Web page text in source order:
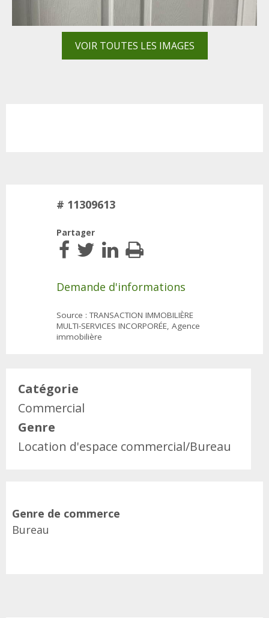
VOIR TOUTES LES IMAGES
# 11309613
Partager
Demande d'informations
Source : TRANSACTION IMMOBILIÈRE
MULTI-SERVICES INCORPORÉE, Agence
immobilière
Catégorie
Commercial
Genre
Location d'espace commercial/Bureau
Genre de commerce
Bureau